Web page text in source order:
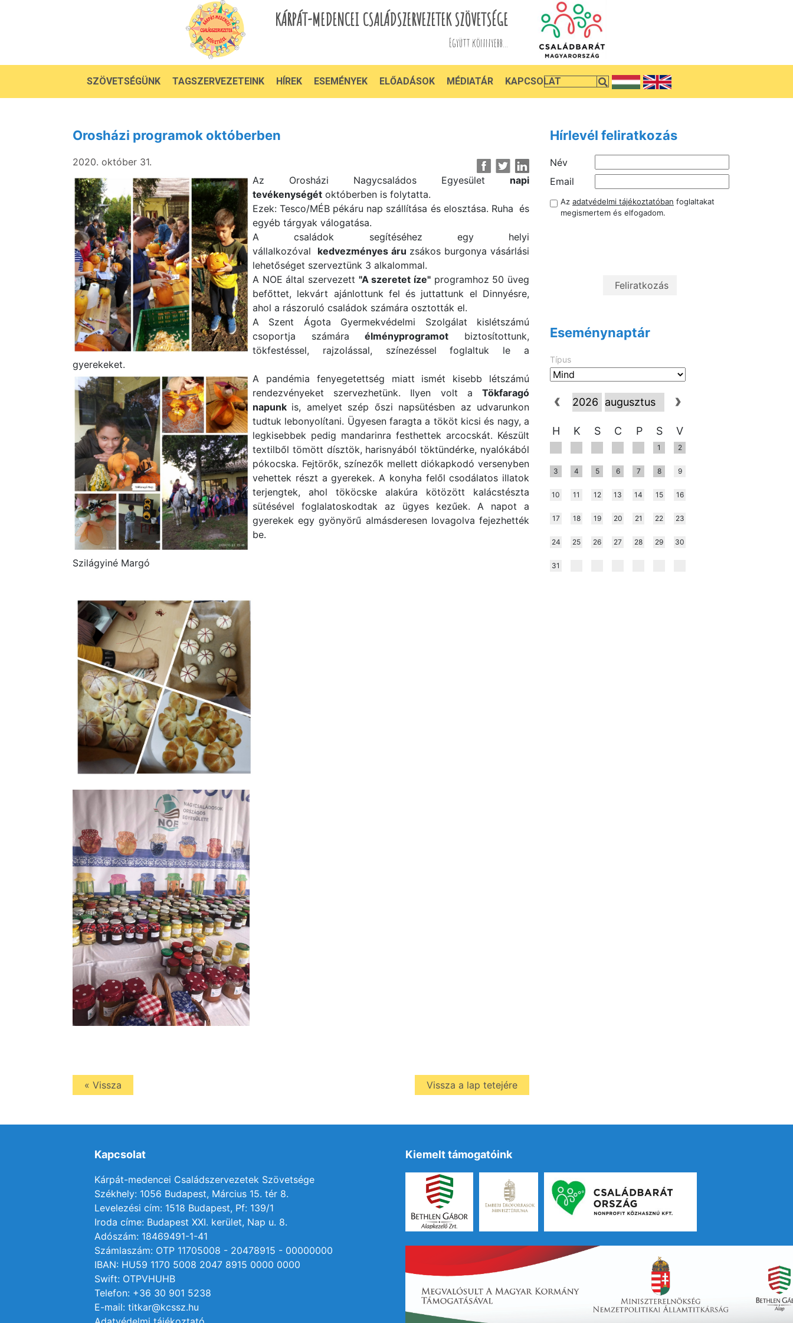
KÁRPÁT-MEDENCEI CSALÁDSZERVEZETEK SZÖVETSÉGE
Együtt könnyebb...
SZÖVETSÉGÜNK TAGSZERVEZETEINK HÍREK ESEMÉNYEK ELŐADÁSOK MÉDIATÁR KAPCSOLAT
Orosházi programok októberben
2020. október 31.
Az Orosházi Nagycsaládos Egyesület napi
tevékenységét októberben is folytatta.
Ezek: Tesco/MÉB pékáru nap szállítása és elosztása. Ruha és
egyéb tárgyak válogatása.
A családok segítéséhez egy helyi
vállalkozóval
kedvezményes áru zsákos burgonya vásárlási
lehetőséget szerveztünk 3 alkalommal.
A NOE által szervezett "A szeretet íze" programhoz 50 üveg
befőttet, lekvárt ajánlottunk fel és juttattunk el Dinnyésre,
ahol a rászoruló családok számára osztották el.
A Szent Ágota Gyermekvédelmi Szolgálat kislétszámú
csoportja számáraélményprogramot biztosítottunk,
tökfestéssel, rajzolással, színezéssel foglaltuk le a
gyerekeket.
A pandémia fenyegetettség miatt ismét kisebb létszámú
rendezvényeket szervezhetünk. Ilyen volt a Tökfaragó
napunk is, amelyet szép őszi napsütésben az udvarunkon
tudtuk lebonyolítani. Ügyesen faragta a tököt kicsi és nagy, a
legkisebbek pedig mandarinra festhettek arcocskát. Készült
textilből tömött dísztök, harisnyából töktündérke, nyalókából
pókocska. Fejtörők, színezők mellett diókapkodó versenyben
vehettek részt a gyerekek. A konyha felől csodálatos illatok
terjengtek, ahol tököcske alakúra kötözött kalácstészta
sütésével foglalatoskodtak az ügyes kezűek. A napot a
gyerekek egy gyönyörű almásderesen lovagolva fejezhették
be.
Szilágyiné Margó
« Vissza Vissza a lap tetejére
Hírlevél feliratkozás
Név
Email
Az adatvédelmi tájékoztatóban foglaltakat
megismertem és elfogadom.
Eseménynaptár
Típus
H K S C P S V
1 2
3 4 5 6 7 8 9
10 11 12 13 14 15 16
17 18 19 20 21 22 23
24 25 26 27 28 29 30
31
Kapcsolat
Kárpát-medencei Családszervezetek Szövetsége
Székhely: 1056 Budapest, Március 15. tér 8.
Levelezési cím: 1518 Budapest, Pf: 139/1
Iroda címe: Budapest XXI. kerület, Nap u. 8.
Adószám: 18469491-1-41
Számlaszám: OTP 11705008 - 20478915 - 00000000
IBAN: HU59 1170 5008 2047 8915 0000 0000
Swift: OTPVHUHB
Telefon: +36 30 901 5238
E-mail: titkar@kcssz.hu
Kiemelt támogatóink